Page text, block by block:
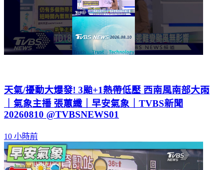
天氣/擾動大爆發! 3颱+1熱帶低壓 西南風南部大雨
｜氣象主播 張蕙纖｜早安氣象｜TVBS新聞
20260810 @TVBSNEWS01
10 小時前